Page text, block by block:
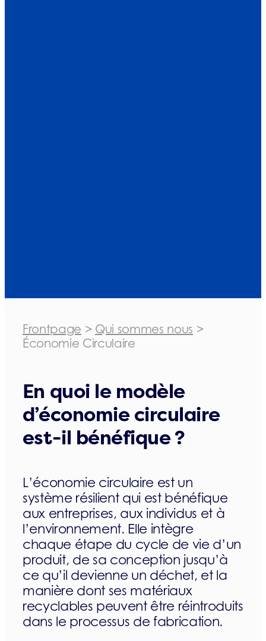
Frontpage > Qui sommes nous >
Économie Circulaire
En quoi le modèle
d’économie circulaire
est-il bénéfique ?
L’économie circulaire est un
système résilient qui est bénéfique
aux entreprises, aux individus et à
l’environnement. Elle intègre
chaque étape du cycle de vie d’un
produit, de sa conception jusqu’à
ce qu’il devienne un déchet, et la
manière dont ses matériaux
recyclables peuvent être réintroduits
dans le processus de fabrication.